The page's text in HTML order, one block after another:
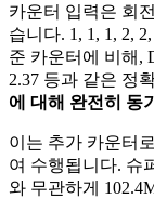
카운터 입력은 회
습니다. 1, 1, 1, 2,
준 카운터에 비해,
2.37 등과 같은 정
에 대해 완전히 동
이는 추가 카운터
여 수행됩니다. 슈
와 무관하게